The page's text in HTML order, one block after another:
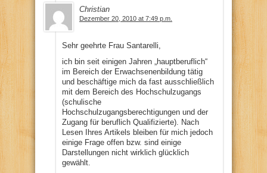
Christian
Dezember 20, 2010 at 7:49 p.m.
Sehr geehrte Frau Santarelli,
ich bin seit einigen Jahren „hauptberuflich“
im Bereich der Erwachsenenbildung tätig
und beschäftige mich da fast ausschließlich
mit dem Bereich des Hochschulzugangs
(schulische
Hochschulzugangsberechtigungen und der
Zugang für beruflich Qualifizierte). Nach
Lesen Ihres Artikels bleiben für mich jedoch
einige Frage offen bzw. sind einige
Darstellungen nicht wirklich glücklich
gewählt.